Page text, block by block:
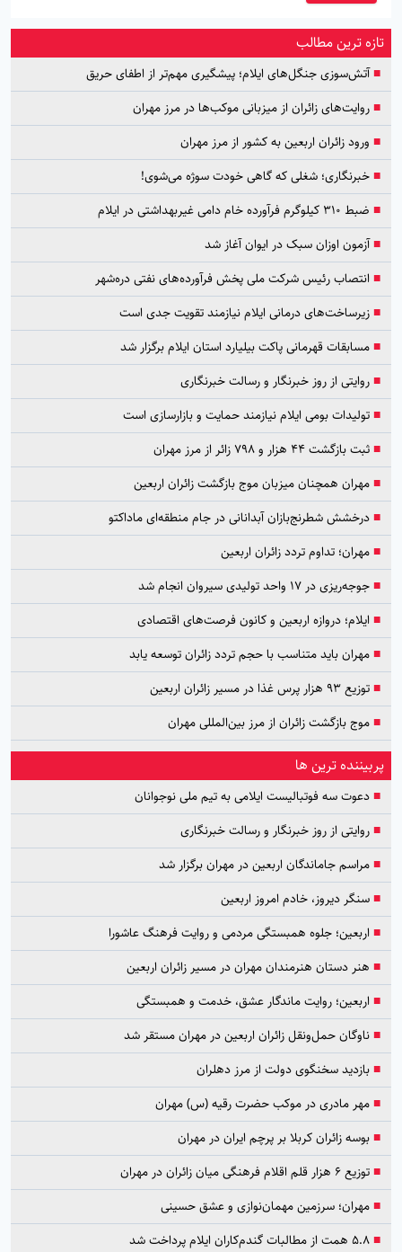
تازه ترین مطالب
■آتش‌سوزی جنگل‌های ایلام؛ پیشگیری مهم‌تر از اطفای حریق
■روایت‌های زائران از میزبانی موکب‌ها در مرز مهران
■ ورود زائران اربعین به کشور از مرز مهران
■خبرنگاری؛ شغلی که گاهی خودت سوژه می‌شوی!
■ ضبط ۳۱۰ کیلوگرم فرآورده خام دامی غیربهداشتی در ایلام
■آزمون اوزان سبک در ایوان آغاز شد
■ انتصاب رئیس شرکت ملی پخش فرآورده‌های نفتی دره‌شهر
■زیرساخت‌های درمانی ایلام نیازمند تقویت جدی است
■مسابقات قهرمانی پاکت بیلیارد استان ایلام برگزار شد
■روایتی از روز خبرنگار و رسالت خبرنگاری
■تولیدات بومی ایلام نیازمند حمایت و بازارسازی است
■ثبت بازگشت ۴۴ هزار و ۷۹۸ زائر از مرز مهران
■مهران همچنان میزبان موج بازگشت زائران اربعین
■درخشش شطرنج‌بازان آبدانانی در جام منطقه‌ای ماداکتو
■مهران؛ تداوم تردد زائران اربعین
■جوجه‌ریزی در ۱۷ واحد تولیدی سیروان انجام شد
■ ایلام؛ دروازه اربعین و کانون فرصت‌های اقتصادی
■مهران باید متناسب با حجم تردد زائران توسعه یابد
■توزیع ۹۳ هزار پرس غذا در مسیر زائران اربعین
■موج بازگشت زائران از مرز بین‌المللی مهران
پربیننده ترین ها
■دعوت سه فوتبالیست ایلامی به تیم ملی نوجوانان
■روایتی از روز خبرنگار و رسالت خبرنگاری
■مراسم جاماندگان اربعین در مهران برگزار شد
■سنگر دیروز، خادم امروز اربعین
■ اربعین؛ جلوه همبستگی مردمی و روایت فرهنگ عاشورا
■ هنر دستان هنرمندان مهران در مسیر زائران اربعین
■ اربعین؛ روایت ماندگار عشق، خدمت و همبستگی
■ناوگان حمل‌ونقل زائران اربعین در مهران مستقر شد
■بازدید سخنگوی دولت از مرز دهلران
■مهر مادری در موکب حضرت رقیه (س) مهران
■بوسه زائران کربلا بر پرچم ایران در مهران
■توزیع ۶ هزار قلم اقلام فرهنگی میان زائران در مهران
■مهران؛ سرزمین مهمان‌نوازی و عشق حسینی
■۵.۸ همت از مطالبات گندم‌کاران ایلام پرداخت شد